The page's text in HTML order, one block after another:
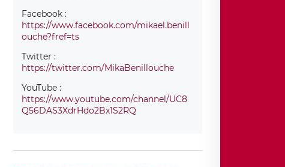
Facebook :
https://www.facebook.com/mikael.benill
ouche?fref=ts
Twitter :
https://twitter.com/MikaBenillouche
YouTube :
https://www.youtube.com/channel/UC8
Q56DAS3XdrHdo2Bx1S2RQ